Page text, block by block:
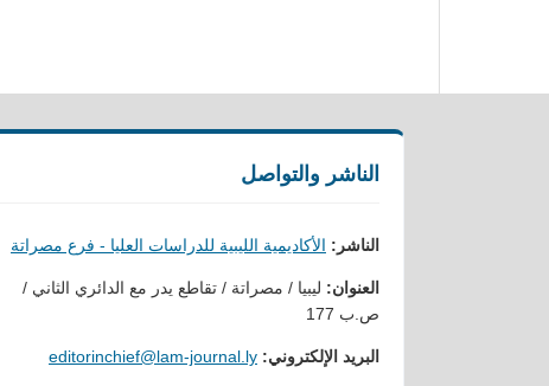
الناشر والتواصل
الناشر: الأكاديمية الليبية للدراسات العليا - فرع مصراتة
العنوان: ليبيا / مصراتة / تقاطع يدر مع الدائري الثاني /
ص.ب 177
البريد الإلكتروني: editorinchief@lam-journal.ly